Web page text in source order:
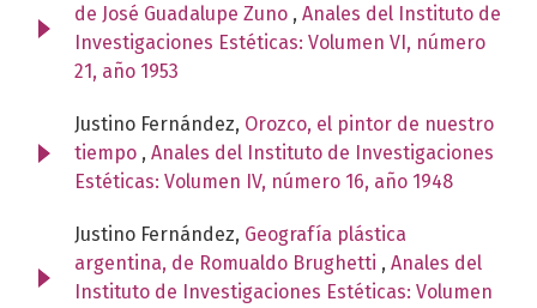
de José Guadalupe Zuno , Anales del Instituto de
Investigaciones Estéticas: Volumen VI, número
21, año 1953
Justino Fernández, Orozco, el pintor de nuestro
tiempo , Anales del Instituto de Investigaciones
Estéticas: Volumen IV, número 16, año 1948
Justino Fernández, Geografía plástica
argentina, de Romualdo Brughetti , Anales del
Instituto de Investigaciones Estéticas: Volumen